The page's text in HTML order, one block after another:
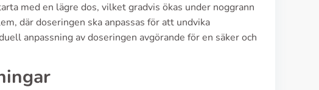
med en lägre dos, vilket gradvis ökas under noggrann
där doseringen ska anpassas för att undvika
anpassning av doseringen avgörande för en säker och